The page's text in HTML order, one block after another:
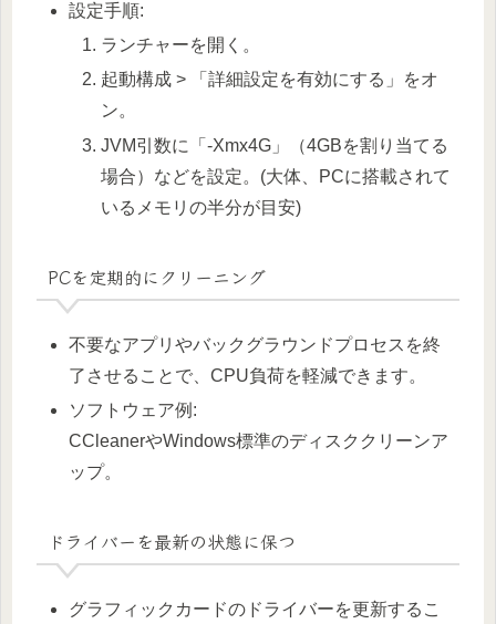
設定手順:
ランチャーを開く。
起動構成 > 「詳細設定を有効にする」をオ
ン。
JVM引数に「-Xmx4G」（4GBを割り当てる
場合）などを設定。(大体、PCに搭載されて
いるメモリの半分が目安)
PCを定期的にクリーニング
不要なアプリやバックグラウンドプロセスを終
了させることで、CPU負荷を軽減できます。
ソフトウェア例:
CCleanerやWindows標準のディスククリーンア
ップ。
ドライバーを最新の状態に保つ
グラフィックカードのドライバーを更新するこ